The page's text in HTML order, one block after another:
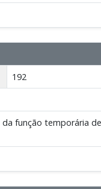
192
função temporária